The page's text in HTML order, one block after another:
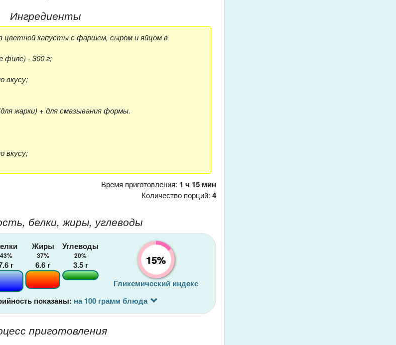
Ингредиенты
цветной капусты с фаршем, сыром и яйцом в
филе) - 300 г;
вкусу;
жарки) + для смазывания формы.
вкусу;
Время приготовления: 1 ч 15 мин
Количество порций: 4
белки, жиры, углеводы
43%
г
Жиры
37%
6.6 г
Углеводы
20%
3.5г 15%
Гликемический индекс
показаны: на 100 грамм блюда
приготовления